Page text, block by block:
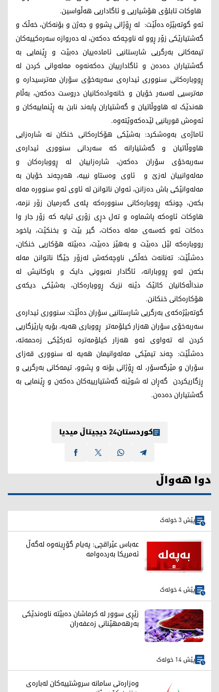
هاوکات تابلۆی هۆشیاریی و ئاگاداریی هەڵواسین.
ئەو گوتەبێژە دەڵێت: لە ڕۆژانی پشوو و جەژن و بۆنەکان، خەڵک و
گەشتیارێکی زۆر ڕوو لە ناوچەکە دەکەن، لە دەروازە سەرەکییەکان
تیمەکانی بەرگریی شارستانیی ئامادەییان دەبێت و ڕێنمایی بە
گەشتیاران دەدەن و ئاگادارییان دەکەنەوە مەلەوانی کردن لە
ڕووبارەکانی سنووری ئیدارەی سەربەخۆی سۆران مەترسیدارە و
مەترسیی لەسەر خۆیان و خانەوادەکانیان دروست دەکەن، بەڵام
هەندێک لە هاووڵاتیان و گەشتیاران پابەند نابن بە ڕێنماییەکان و
ئەوەش قوربانیی لێدەکەوێتەوە.
ئاماژەی بەوەشکرد: بەشێکی هۆکارەکانی خنکان نە شارەزایی
هاووڵاتیان و گەشتیارانە کە سەردانی سنووری ئیدارەی
سەربەخۆی سۆران دەکەن، شارەزاییان لە ڕووبارەکان و
مەلەوانییان لەزێ و ئاوی وەستاو نییە، هەرچەند خۆیان بە
مەلەوانێکی باش دەزانن، ئەوان ناتوانن لە ئاوی ئەو سنوورە مەلە
بکەن، چونکە ڕووبارەکانی سنوورەکە پلەی گەرمیان زۆر نزمە،
هاوکات ئاوەکە پاشماوە و تەل دڕی زۆری تیایە کە زۆر جار وا
دەکات ئەو کەسەی مەلە دەکات، گیر بێت و بخنکێت، یاخود
رووبارەکە لێل دەبێت و بەهێز دەبێت، دەبێتە هۆکاریی خنکان،
دەشڵێت: تەنانەت خەڵکی ناوچەکەش لەزۆر جێگا ناتوانن مەلە
بکەن لەو ڕووبارانە، ئاگادار نەبوونی دایک و باوکانیش لە
منداڵەکانیان کاتێک دێنە نزیک ڕووبارەکان، بەشێکی دیکەی
هۆکارەکانی خنکانن.
گوتەبێژەکەی بەرگریی شارستانیی سۆران دەڵێت: سنووری ئیدارەی
سەربەخۆی سۆران هەزار کیلۆمەتر ڕووباری هەیە، بۆیە پارێزگاریی
کردن لە تەواوی ئەو هەزار کیلۆمەترە ئەرکێکی زەحمەتە،
دەشڵێت: چەند تیمێکی مەلەوانیمان هەیە لە سنووری قەزای
سۆران و مێرگەسۆر، لە ڕۆژانی بۆنە و پشوو، تیمەکانی بەرگریی و
ڕزگاریکردن گەڕان لە شوێنە گەشتیارییەکان دەکەن و ڕێنمایی بە
گەشتیاران دەدەن.
کوردستان24 دیجیتاڵ میدیا
دوا هەواڵ
پێش 3 خولەک
عەباس عێراقچی: پەیام گۆڕینەوە لەگەڵ
ئەمریکا بەردەوامە
پێش 4 خولەک
زێڕی سوور لە کرماشان دەبێتە ناوەندێکی
بەرهەمهێنانی زەعفەران
پێش 14 خولەک
وەزارەتی سامانە سروشتییەکان لەبارەی